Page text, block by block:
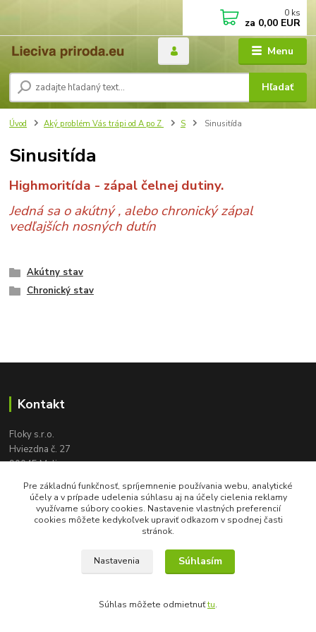
Menu
Hľadať
0 ks
za 0,00 EUR
Úvod Aký problém Vás trápi od A po Z S Sinusitída
Sinusitída
Highmoritída - zápal čelnej dutiny.
Jedná sa o akútný , alebo chronický zápal
vedľajších nosných dutín
Akútny stav
Chronický stav
Kontakt
Floky s.r.o.
Hviezdna č. 27
90045 Malinovo
floky2004@gmail.com
Pre základnú funkčnosť, spríjemnenie používania webu, analytické
účely a v prípade udelenia súhlasu aj na účely cielenia reklamy
využívame súbory cookies. Nastavenie vlastných preferencií
cookies môžete kedykoľvek upraviť odkazom v spodnej časti
stránok.
Nastavenia Súhlasím
Súhlas môžete odmietnuťtu.